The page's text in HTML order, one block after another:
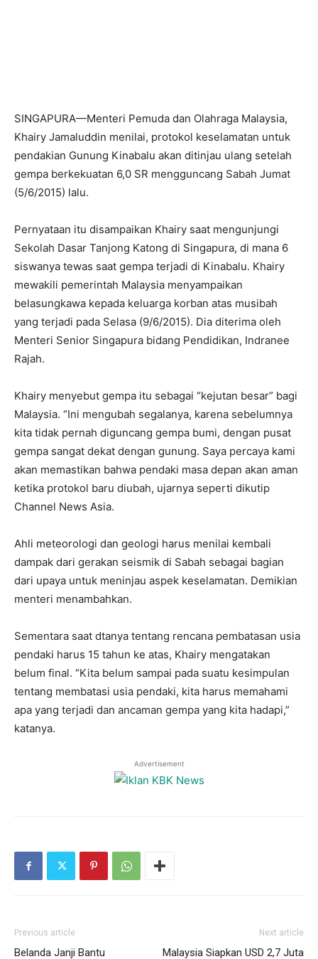
SINGAPURA—Menteri Pemuda dan Olahraga Malaysia,
Khairy Jamaluddin menilai, protokol keselamatan untuk
pendakian Gunung Kinabalu akan ditinjau ulang setelah
gempa berkekuatan 6,0 SR mengguncang Sabah Jumat
(5/6/2015) lalu.
Pernyataan itu disampaikan Khairy saat mengunjungi
Sekolah Dasar Tanjong Katong di Singapura, di mana 6
siswanya tewas saat gempa terjadi di Kinabalu. Khairy
mewakili pemerintah Malaysia menyampaikan
belasungkawa kepada keluarga korban atas musibah
yang terjadi pada Selasa (9/6/2015). Dia diterima oleh
Menteri Senior Singapura bidang Pendidikan, Indranee
Rajah.
Khairy menyebut gempa itu sebagai “kejutan besar” bagi
Malaysia. “Ini mengubah segalanya, karena sebelumnya
kita tidak pernah diguncang gempa bumi, dengan pusat
gempa sangat dekat dengan gunung. Saya percaya kami
akan memastikan bahwa pendaki masa depan akan aman
ketika protokol baru diubah, ujarnya seperti dikutip
Channel News Asia.
Ahli meteorologi dan geologi harus menilai kembali
dampak dari gerakan seismik di Sabah sebagai bagian
dari upaya untuk meninjau aspek keselamatan. Demikian
menteri menambahkan.
Sementara saat dtanya tentang rencana pembatasan usia
pendaki harus 15 tahun ke atas, Khairy mengatakan
belum final. “Kita belum sampai pada suatu kesimpulan
tentang membatasi usia pendaki, kita harus memahami
apa yang terjadi dan ancaman gempa yang kita hadapi,”
katanya.
Advertisement
Previous article
Belanda Janji Bantu
Next article
Malaysia Siapkan USD 2,7 Juta